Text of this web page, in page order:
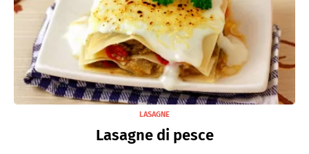
LASAGNE
Lasagne di pesce